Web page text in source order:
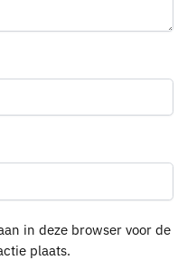
in deze browser voor de
plaats.